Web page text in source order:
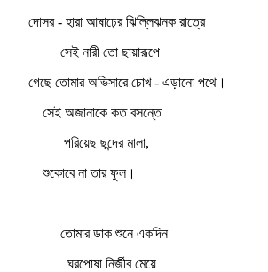
দোসর - হারা আষাঢ়ের ঝিল্লিঝনক রাত্রে
সেই নারী তো ছায়ারূপে
গেছে তোমার অভিসারে চোখ - এড়ানো পথে।
সেই অজানাকে কত বসন্তে
পরিয়েছ ছন্দের মালা,
শুকোবে না তার ফুল।
তোমার ডাক শুনে একদিন
ঘরপোষা নির্জীব মেয়ে